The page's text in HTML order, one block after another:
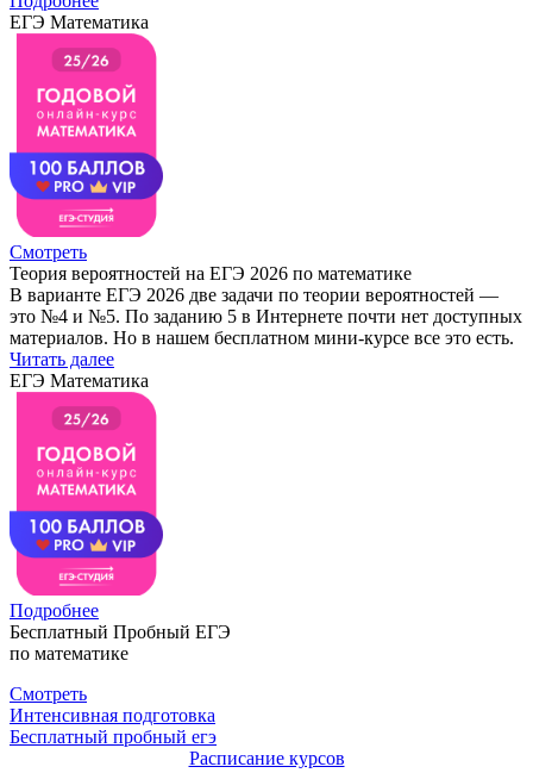
ЕГЭ Математика
Смотреть
Теория вероятностей на ЕГЭ 2026 по математике
В варианте ЕГЭ 2026 две задачи по теории вероятностей —
это №4 и №5. По заданию 5 в Интернете почти нет доступных
материалов. Но в нашем бесплатном мини-курсе все это есть.
Читать далее
ЕГЭ Математика
Подробнее
Бесплатный Пробный ЕГЭ
по математике
Смотреть
Интенсивная подготовка
Бесплатный пробный егэ
Расписание курсов